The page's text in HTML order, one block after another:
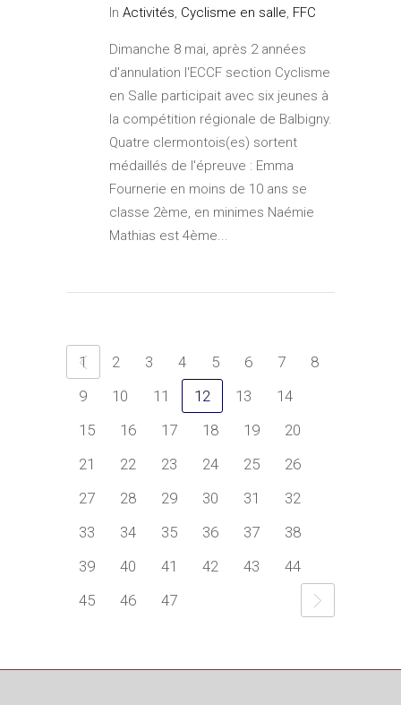
In Activités, Cyclisme en salle, FFC
Dimanche 8 mai, après 2 années
d'annulation l'ECCF section Cyclisme
en Salle participait avec six jeunes à
la compétition régionale de Balbigny.
Quatre clermontois(es) sortent
médaillés de l'épreuve : Emma
Fournerie en moins de 10 ans se
classe 2ème, en minimes Naémie
Mathias est 4ème...
1 2 3 4 5 6 7
8
9
10 11 12 13
14
15
16 17 18 19
20
21
22 23 24 25
26
27
28 29 30 31
32
33
34 35 36 37
38
39
40 41 42 43
44
45
46 47